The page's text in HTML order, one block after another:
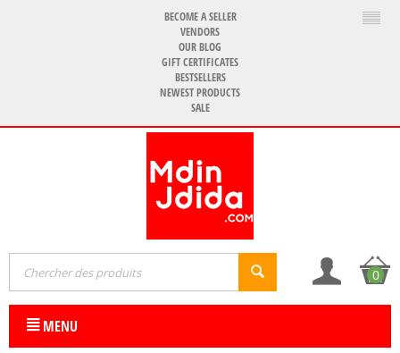
BECOME A SELLER
VENDORS
OUR BLOG
GIFT CERTIFICATES
BESTSELLERS
NEWEST PRODUCTS
SALE
0
MENU